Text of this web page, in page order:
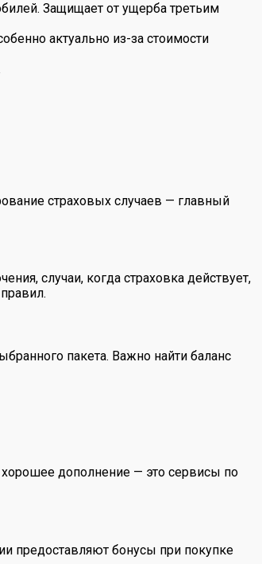
Защищает от ущерба третьим
актуально из-за стоимости
страховых случаев — главный
случаи, когда страховка действует,
пакета. Важно найти баланс
дополнение — это сервисы по
предоставляют бонусы при покупке